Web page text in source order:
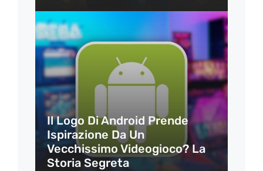
Il Logo Di Android Prende
Ispirazione Da Un
Vecchissimo Videogioco? La
Storia Segreta